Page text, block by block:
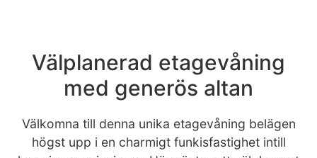
Välplanerad etagevåning
med generös altan
Välkomna till denna unika etagevåning belägen
högst upp i en charmigt funkisfastighet intill